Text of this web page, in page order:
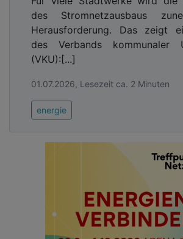
des Stromnetzausbaus
Herausforderung. Das zeigt
des Verbands kommunaler
(VKU):[...]
01.07.2026, Lesezeit ca. 2 Minuten
energie